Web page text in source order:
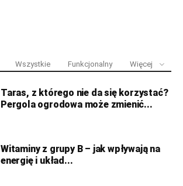
Wszystkie Funkcjonalny Więcej
Taras, z którego nie da się korzystać?
Pergola ogrodowa może zmienić...
Witaminy z grupy B – jak wpływają na
energię i układ...